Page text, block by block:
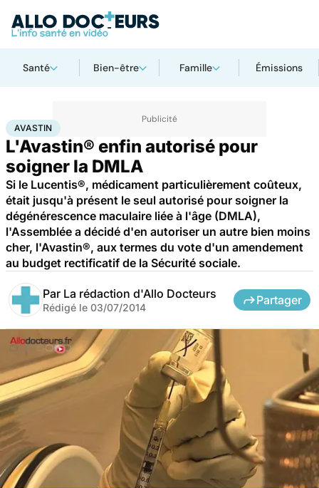
Santé Bien-être Famille Émissions
AccueilSanté
AVASTIN
L'Avastin® enfin autorisé pour
soigner la DMLA
Si le Lucentis®, médicament particulièrement coûteux,
était jusqu'à présent le seul autorisé pour soigner la
dégénérescence maculaire liée à l'âge (DMLA),
l'Assemblée a décidé d'en autoriser un autre bien moins
cher, l'Avastin®, aux termes du vote d'un amendement
au budget rectificatif de la Sécurité sociale.
Par La rédaction d'Allo Docteurs
Rédigé le 03/07/2014
Partager